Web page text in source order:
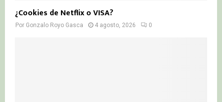
¿Cookies de Netflix o VISA?
Por Gonzalo Royo Gasca 4 agosto, 2026 0